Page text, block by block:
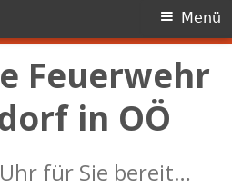
Feuerwehr
in OÖ
für Sie bereit…
Menü